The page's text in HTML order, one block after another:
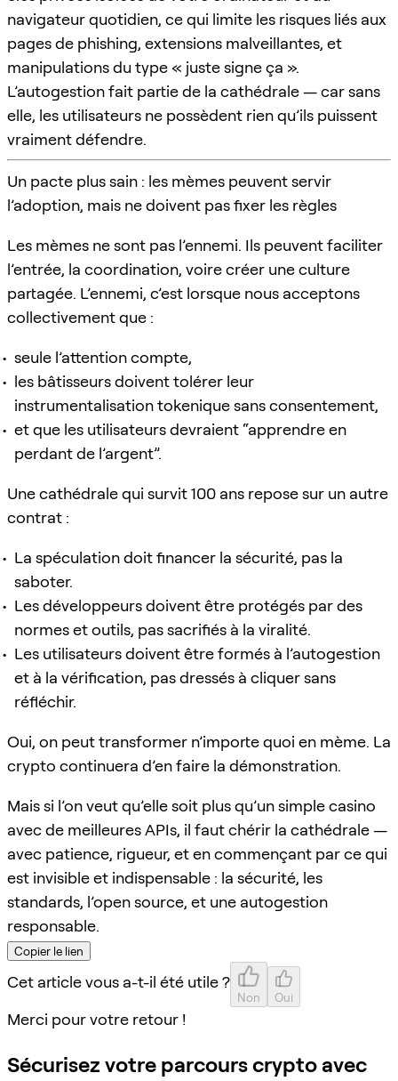
navigateur quotidien, ce qui limite les risques liés aux
pages de phishing, extensions malveillantes, et
manipulations du type « juste signe ça ».
L’autogestion fait partie de la cathédrale — car sans
elle, les utilisateurs ne possèdent rien qu’ils puissent
vraiment défendre.
Un pacte plus sain : les mèmes peuvent servir
l’adoption, mais ne doivent pas fixer les règles
Les mèmes ne sont pas l’ennemi. Ils peuvent faciliter
l’entrée, la coordination, voire créer une culture
partagée. L’ennemi, c’est lorsque nous acceptons
collectivement que :
seule l’attention compte,
les bâtisseurs doivent tolérer leur
instrumentalisation tokenique sans consentement,
et que les utilisateurs devraient “apprendre en
perdant de l’argent”.
Une cathédrale qui survit 100 ans repose sur un autre
contrat :
La spéculation doit financer la sécurité, pas la
saboter.
Les développeurs doivent être protégés par des
normes et outils, pas sacrifiés à la viralité.
Les utilisateurs doivent être formés à l’autogestion
et à la vérification, pas dressés à cliquer sans
réfléchir.
Oui, on peut transformer n’importe quoi en mème. La
crypto continuera d’en faire la démonstration.
Mais si l’on veut qu’elle soit plus qu’un simple casino
avec de meilleures APIs, il faut chérir la cathédrale —
avec patience, rigueur, et en commençant par ce qui
est invisible et indispensable : la sécurité, les
standards, l’open source, et une autogestion
responsable.
Copier le lien
Cet article vous a-t-il été utile ?
Non Oui
Merci pour votre retour !
Sécurisez votre parcours crypto avec